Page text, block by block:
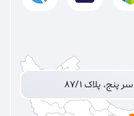
پلاک ۸۷/۱